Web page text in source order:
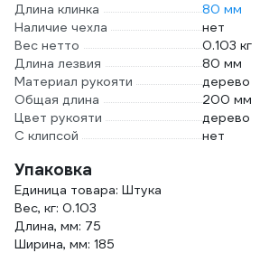
Длина клинка
80 мм
Наличие чехла
нет
Вес нетто
0.103 кг
Длина лезвия
80 мм
Материал рукояти
дерево
Общая длина
200 мм
Цвет рукояти
дерево
С клипсой
нет
Упаковка
Единица товара: Штука
Вес, кг: 0.103
Длина, мм: 75
Ширина, мм: 185